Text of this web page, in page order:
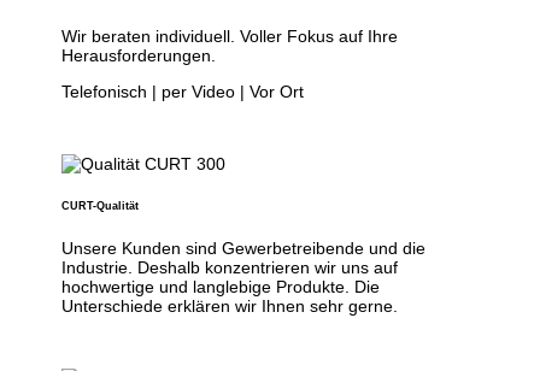
Wir beraten individuell. Voller Fokus auf Ihre
Herausforderungen.
Telefonisch | per Video | Vor Ort
CURT-Qualität
Unsere Kunden sind Gewerbetreibende und die
Industrie. Deshalb konzentrieren wir uns auf
hochwertige und langlebige Produkte. Die
Unterschiede erklären wir Ihnen sehr gerne.